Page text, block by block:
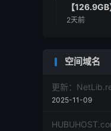
【126.9GB
2天前
空间域名
更新：
2025-11-09